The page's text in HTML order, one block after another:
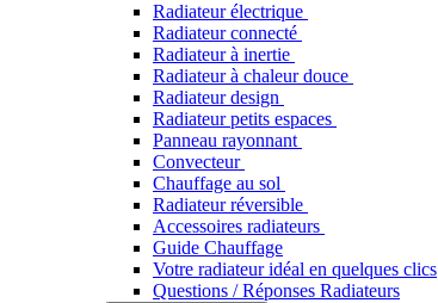
Radiateur électrique
Radiateur connecté
Radiateur à inertie
Radiateur à chaleur douce
Radiateur design
Radiateur petits espaces
Panneau rayonnant
Convecteur
Chauffage au sol
Radiateur réversible
Accessoires radiateurs
Guide Chauffage
Votre radiateur idéal en quelques clics
Questions / Réponses Radiateurs